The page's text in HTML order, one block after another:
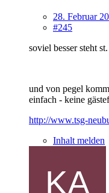
28. Februar
#245
soviel besser steht
und von pegel
einfach - keine
http://www.tsg-
Inhalt melden